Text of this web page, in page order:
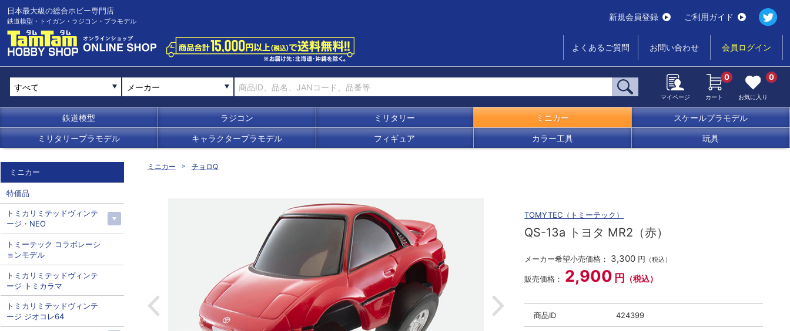
日本最大級の総合ホビー専門店
鉄道模型・トイガン・ラジコン・プラモデル 新規会員登録 ご利用ガイド
よくあるご質問 お問い合わせ 会員ログイン
メーカー
マイページ カート
0
お気に入り
0
鉄道模型 ラジコン ミリタリー ミニカー スケールプラモデル
ミリタリープラモデル キャラクタープラモデル フィギュア カラー工具 玩具
ミニカー チョロQ
TOMYTEC（トミーテック）
QS-13a トヨタ MR2（赤）
メーカー希望小売価格： 3,300 円 （税込）
販売価格： 2,900 円 （税込）
商品ID 424399
ミニカー
特価品
トミカリミテッドヴィンテ
ージ・NEO
トミーテック コラボレーシ
ョンモデル
トミカリミテッドヴィンテ
ージ トミカラマ
トミカリミテッドヴィンテ
ージ ジオコレ64